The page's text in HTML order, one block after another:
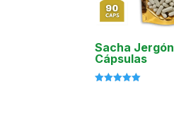
Sacha Jergón
Cápsulas